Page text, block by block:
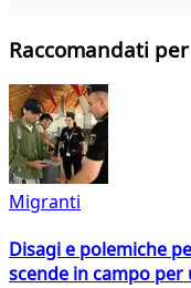
Raccomandati
Migranti
Disagi e polemiche
scende in campo